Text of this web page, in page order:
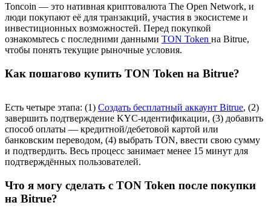
Toncoin — это нативная криптовалюта The Open Network, и
люди покупают её для транзакций, участия в экосистеме и
инвестиционных возможностей. Перед покупкой
ознакомьтесь с последними данными TON Token на Bitrue,
чтобы понять текущие рыночные условия.
Как пошагово купить TON Token на Bitrue?
Есть четыре этапа: (1) Создать бесплатный аккаунт Bitrue, (2)
завершить подтверждение KYC-идентификации, (3) добавить
способ оплаты — кредитной/дебетовой картой или
банковским переводом, (4) выбрать TON, ввести свою сумму
и подтвердить. Весь процесс занимает менее 15 минут для
подтверждённых пользователей.
Что я могу сделать с TON Token после покупки
на Bitrue?